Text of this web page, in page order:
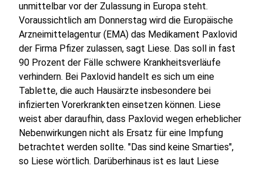
unmittelbar vor der Zulassung in Europa steht.
Voraussichtlich am Donnerstag wird die Europäische
Arzneimittelagentur (EMA) das Medikament Paxlovid
der Firma Pfizer zulassen, sagt Liese. Das soll in fast
90 Prozent der Fälle schwere Krankheitsverläufe
verhindern. Bei Paxlovid handelt es sich um eine
Tablette, die auch Hausärzte insbesondere bei
infizierten Vorerkrankten einsetzen können. Liese
weist aber daraufhin, dass Paxlovid wegen erheblicher
Nebenwirkungen nicht als Ersatz für eine Impfung
betrachtet werden sollte. "Das sind keine Smarties",
so Liese wörtlich. Darüberhinaus ist es laut Liese